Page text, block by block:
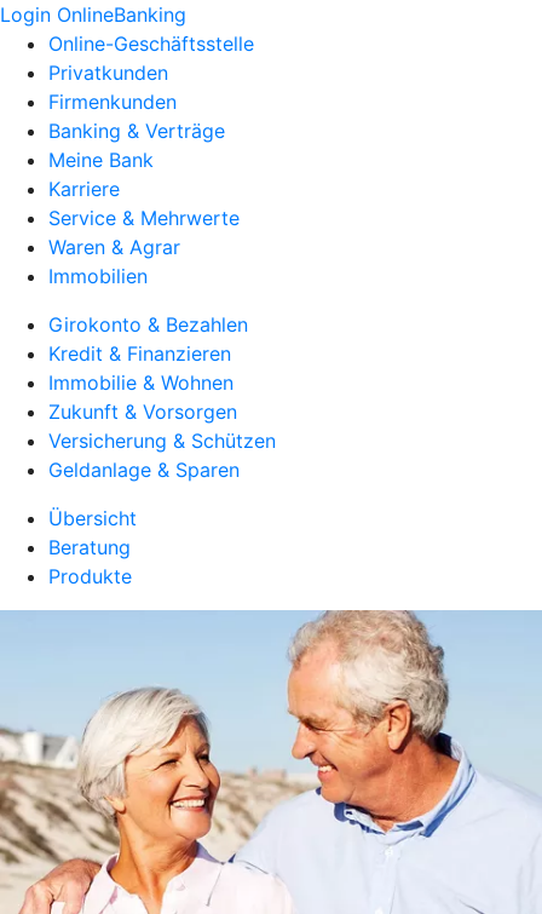
Login OnlineBanking
Online-Geschäftsstelle
Privatkunden
Firmenkunden
Banking & Verträge
Meine Bank
Karriere
Service & Mehrwerte
Waren & Agrar
Immobilien
Girokonto & Bezahlen
Kredit & Finanzieren
Immobilie & Wohnen
Zukunft & Vorsorgen
Versicherung & Schützen
Geldanlage & Sparen
Übersicht
Beratung
Produkte